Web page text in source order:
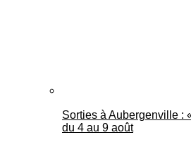
Sorties à Aubergenville :
du 4 au 9 août